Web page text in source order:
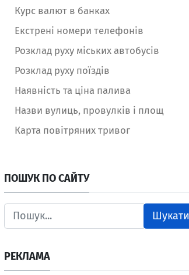
Курс валют в банках
Екстрені номери телефонів
Розклад руху міських автобусів
Розклад руху поїздів
Наявність та ціна палива
Назви вулиць, провулків і площ
Карта повітряних тривог
ПОШУК ПО САЙТУ
Шукати
РЕКЛАМА